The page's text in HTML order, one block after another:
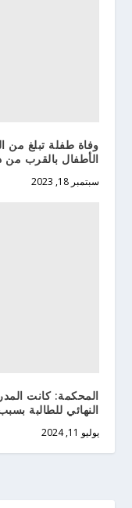
الأطفال بالقرب
سبتمبر 18, 2023
المحكمة: كانت
النهائي للطالبة
يوليو 11, 2024